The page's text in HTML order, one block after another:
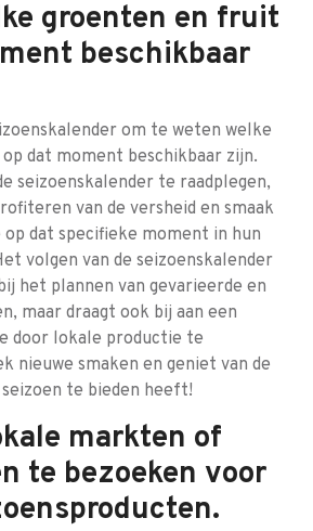
groenten en fruit
beschikbaar
om te weten welke
dat moment beschikbaar zijn.
seizoenskalender te raadplegen,
van de versheid en smaak
dat specifieke moment in hun
volgen van de seizoenskalender
het plannen van gevarieerde en
maar draagt ook bij aan een
door lokale productie te
nieuwe smaken en geniet van de
te bieden heeft!
markten of
te bezoeken voor